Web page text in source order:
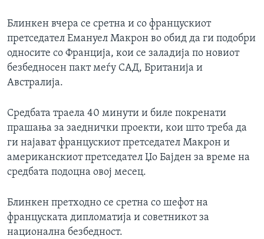
Блинкен вчера се сретна и со францускиот
претседател Емануел Макрон во обид да ги подобри
односите со Франција, кои се заладија по новиот
безбедносен пакт меѓу САД, Британија и
Австралија.
Средбата траела 40 минути и биле покренати
прашања за заеднички проекти, кои што треба да
ги најават францускиот претседател Макрон и
американскиот претседател Џо Бајден за време на
средбата подоцна овој месец.
Блинкен претходно се сретна со шефот на
француската дипломатија и советникот за
национална безбедност.